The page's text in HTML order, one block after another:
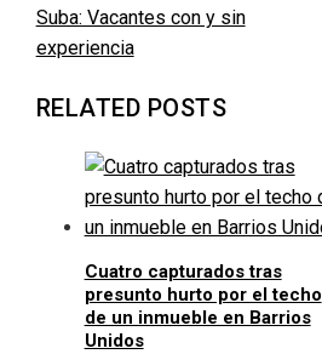
Suba: Vacantes con y sin
experiencia
RELATED POSTS
Cuatro capturados tras
presunto hurto por el techo
de un inmueble en Barrios
Unidos